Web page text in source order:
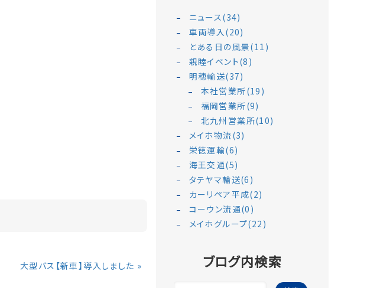
大型バス【新車】導入しました »
ニュース(34)
車両導入(20)
とある日の風景(11)
親睦イベント(8)
明穂輸送(37)
本社営業所(19)
福岡営業所(9)
北九州営業所(10)
メイホ物流(3)
栄徳運輸(6)
海王交通(5)
タテヤマ輸送(6)
カーリペア平成(2)
コーウン流通(0)
メイホグループ(22)
ブログ内検索